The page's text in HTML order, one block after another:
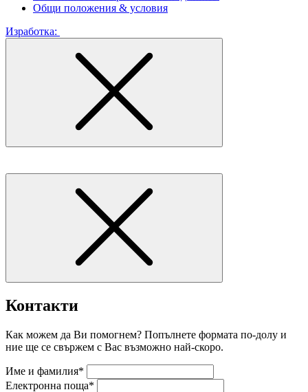
Общи положения & условия
Изработка:
Контакти
Как можем да Ви помогнем? Попълнете формата по-долу и
ние ще се свържем с Вас възможно най-скоро.
Име и фамилия*
Електронна поща*